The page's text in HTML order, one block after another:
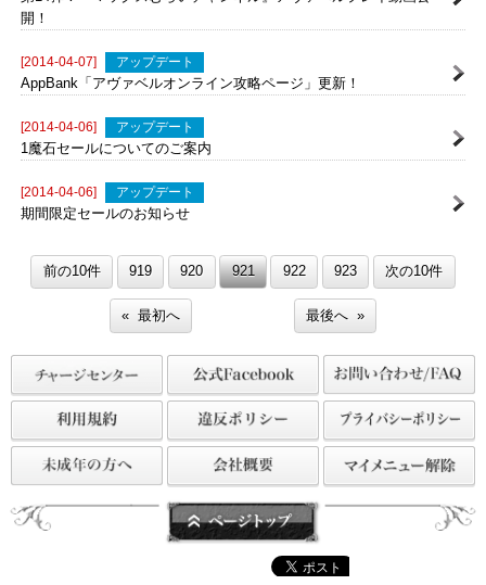
第14弾！『マックスむらいチャンネル』アヴァベルプレイ動画公
開！
[2014-04-07] アップデート
AppBank「アヴァベルオンライン攻略ページ」更新！
[2014-04-06] アップデート
1魔石セールについてのご案内
[2014-04-06] アップデート
期間限定セールのお知らせ
前の10件 919 920 921 922 923 次の10件
« 最初へ 最後へ »